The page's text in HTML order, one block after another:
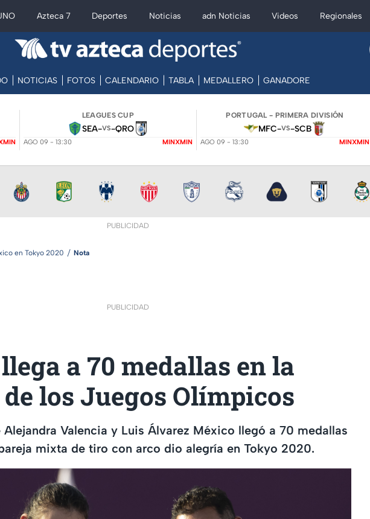
Azteca 7 Deportes Noticias adn Noticias Videos Regionales
NOTICIAS FOTOS CALENDARIO TABLA MEDALLERO GANADORES
LEAGUES CUP
SEA-VS-QRO
AGO 09 - 13:30 MINXMIN
PORTUGAL - PRIMERA DIVISIÓN
MFC-VS-SCB
AGO 09 - 13:30 MINXMIN
PUBLICIDAD
en Tokyo 2020 Nota
PUBLICIDAD
a 70 medallas en la
los Juegos Olímpicos
Valencia y Luis Álvarez México llegó a 70 medallas
mixta de tiro con arco dio alegría en Tokyo 2020.